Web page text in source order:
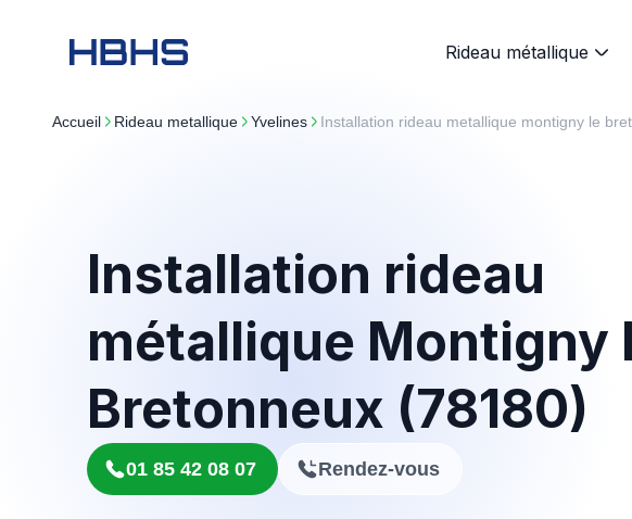
Rideau métallique
Accueil rideau metallique yvelines Installation rideau metallique montigny le
Installation rideau
métallique Montigny
Bretonneux (78180)
01 85 42 08 07 Rendez-vous